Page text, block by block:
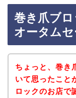
巻き爪ブ
オータム
ちょっと、巻き
いて思ったこと
ロックのお店で